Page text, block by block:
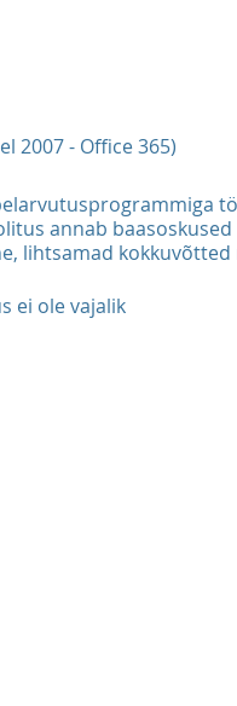
2007 - Office 365)
annab baasoskused
lihtsamad
ei ole vajalik